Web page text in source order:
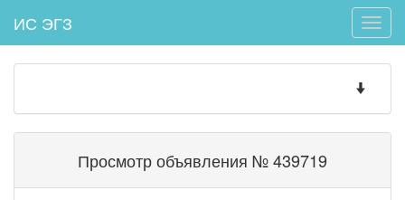
Toggle
ИС ЭГЗ
Toggle
Просмотр объявления № 439719